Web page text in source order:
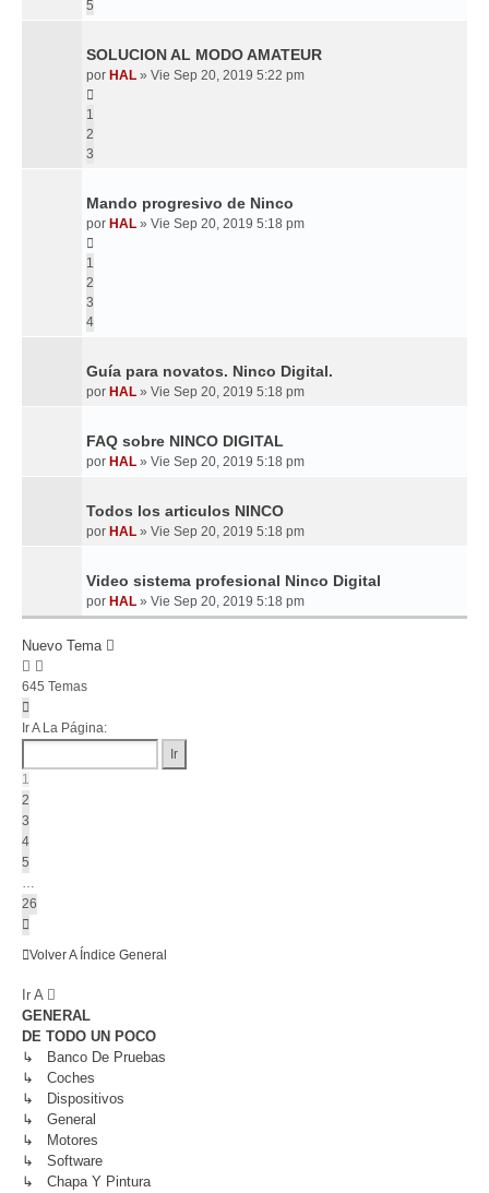
5
SOLUCION AL MODO AMATEUR
por HAL » Vie Sep 20, 2019 5:22 pm
1
2
3
Mando progresivo de Ninco
por HAL » Vie Sep 20, 2019 5:18 pm
1
2
3
4
Guía para novatos. Ninco Digital.
por HAL » Vie Sep 20, 2019 5:18 pm
FAQ sobre NINCO DIGITAL
por HAL » Vie Sep 20, 2019 5:18 pm
Todos los articulos NINCO
por HAL » Vie Sep 20, 2019 5:18 pm
Video sistema profesional Ninco Digital
por HAL » Vie Sep 20, 2019 5:18 pm
Nuevo Tema
645 Temas
1
26
Ir A La Página:
1
2
3
4
5
…
26
Volver A Índice General
Ir A
GENERAL
DE TODO UN POCO
↳ Banco De Pruebas
↳ Coches
↳ Dispositivos
↳ General
↳ Motores
↳ Software
↳ Chapa Y Pintura